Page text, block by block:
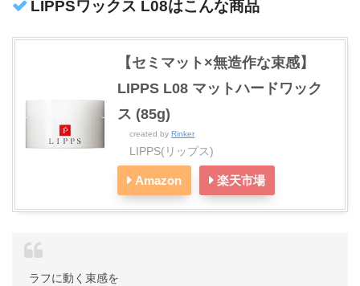
LIPPSワックス L08はこんな商品
【セミマット×無造作な束感】
LIPPS L08 マットハードワック
ス (85g)
created by Rinker
LIPPS(リップス)
Amazon 楽天市場
ラフに動く束感を